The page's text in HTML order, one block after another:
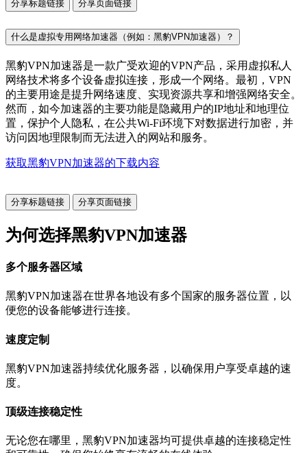
分享标题链接 分享页面链接
什么是虚拟专用网络加速器（例如：黑豹VPN加速器）？
黑豹VPN加速器是一款广受欢迎的VPN产品，采用虚拟私人
网络技术将多个设备虚拟连接，形成一个网络。最初，VPN
的主要用途是提升网络速度、实现资源共享和增强网络安全。
然而，如今加速器的主要功能是隐藏用户的IP地址和地理位
置，保护个人隐私，在公共Wi-Fi环境下对数据进行加密，并
访问因地理限制而无法进入的网站和服务。
获取黑豹VPN加速器的下载内容
分享标题链接 分享页面链接
为何选择黑豹VPN加速器
多个服务器区域
黑豹VPN加速器在世界各地设有多个国家的服务器位置，以
便您的设备能够进行连接。
速度定制
黑豹VPN加速器持续优化服务器，以确保用户享受卓越的速
度。
顶级连接稳定性
无论您在哪里，黑豹VPN加速器均可提供卓越的连接稳定性